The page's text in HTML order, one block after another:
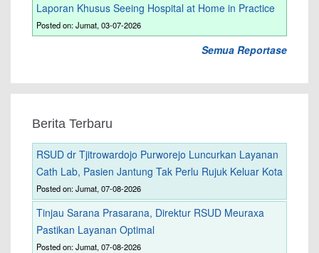
Laporan Khusus Seeing Hospital at Home in Practice
Posted on: Jumat, 03-07-2026
Semua Reportase
Berita Terbaru
RSUD dr Tjitrowardojo Purworejo Luncurkan Layanan
Cath Lab, Pasien Jantung Tak Perlu Rujuk Keluar Kota
Posted on: Jumat, 07-08-2026
Tinjau Sarana Prasarana, Direktur RSUD Meuraxa
Pastikan Layanan Optimal
Posted on: Jumat, 07-08-2026